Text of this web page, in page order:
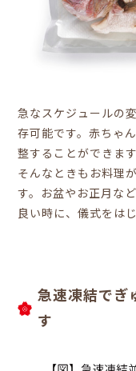
急なスケジュールの
存可能です。赤ちゃ
整することができま
そんなときもお料理
す。お盆やお正月な
良い時に、儀式をは
急速凍結でぎ
す